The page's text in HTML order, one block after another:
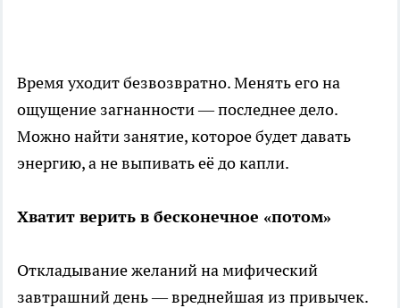
Время уходит безвозвратно. Менять его на
ощущение загнанности — последнее дело.
Можно найти занятие, которое будет давать
энергию, а не выпивать её до капли.
Хватит верить в бесконечное «потом»
Откладывание желаний на мифический
завтрашний день — вреднейшая из привычек.